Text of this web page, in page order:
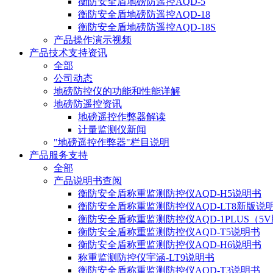
衡防安全盾地磅防遥控AQD-18
衡防安全盾地磅防遥控AQD-18S
产品操作演示视频
产品技术支持资讯
全部
公司动态
地磅防控仪的功能和性能详解
地磅防遥控资讯
地磅遥控作弊器解读
计量监测仪新闻
"地磅遥控作弊器"栏目说明
产品服务支持
全部
产品说明书查阅
衡防安全盾称重监测防控仪AQD-H5说明书
衡防安全盾称重监测防控仪AQD-LT8新版说
衡防安全盾称重监测防控仪AQD-1PLUS（5V
衡防安全盾称重监测防控仪AQD-T5说明书
衡防安全盾称重监测防控仪AQD-H6说明书
称重监测防控仪宇涵-LT9说明书
衡防安全盾称重监测防控仪AQD-T3说明书